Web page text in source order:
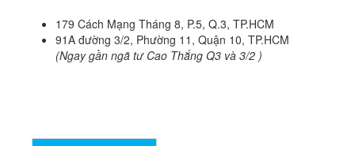
179 Cách Mạng Tháng 8, P.5, Q.3, TP.HCM
91A đường 3/2, Phường 11, Quận 10, TP.HCM
(Ngay gần ngã tư Cao Thắng Q3 và 3/2 )